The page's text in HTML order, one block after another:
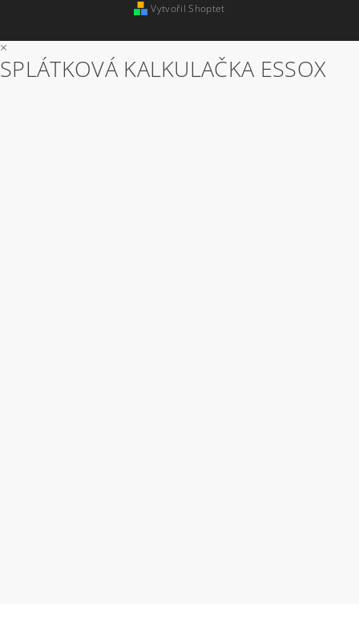
Vytvořil Shoptet
×
SPLÁTKOVÁ KALKULAČKA ESSOX